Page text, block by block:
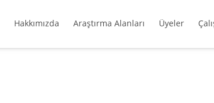
Hakkımızda Araştırma Alanları Üyeler